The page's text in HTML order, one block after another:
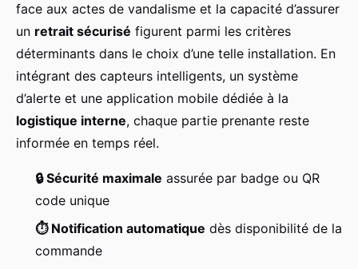
face aux actes de vandalisme et la capacité d’assurer
un retrait sécurisé figurent parmi les critères
déterminants dans le choix d’une telle installation. En
intégrant des capteurs intelligents, un système
d’alerte et une application mobile dédiée à la
logistique interne, chaque partie prenante reste
informée en temps réel.
🔒 Sécurité maximale assurée par badge ou QR
code unique
⏱️ Notification automatique dès disponibilité de la
commande